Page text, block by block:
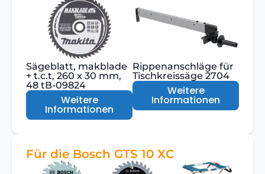
Sägeblatt, makblade
+ t.c.t, 260 x 30 mm,
48 tB-09824
Weitere
Informationen
Rippenanschläge für
Tischkreissäge 2704
Weitere
Informationen
Für die Bosch GTS 10 XC